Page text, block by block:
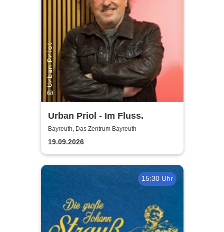
Urban Priol - Im Fluss.
Bayreuth, Das Zentrum Bayreuth
19.09.2026
15:30 Uhr